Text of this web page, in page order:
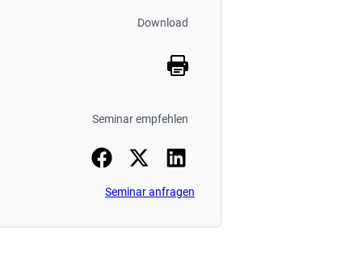
Download
Seminar empfehlen
Seminar anfragen